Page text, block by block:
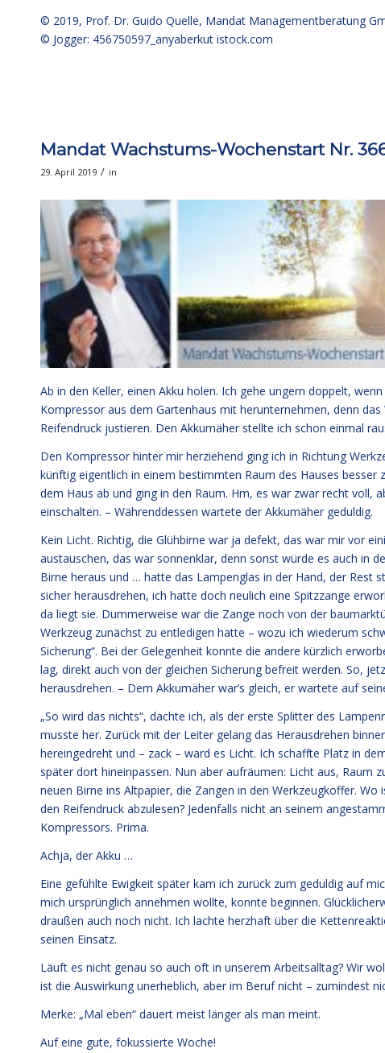
© 2019, Prof. Dr. Guido Quelle, Mandat Managementberatung
© Jogger: 456750597_anyaberkut istock.com
Mandat Wachstums-Wochenstart Nr.
29. April 2019 / in
Ab in den Keller, einen Akku holen. Ich gehe ungern doppelt,
Kompressor aus dem Gartenhaus mit herunternehmen, denn
Reifendruck justieren. Den Akkumäher stellte ich schon einmal
Den Kompressor hinter mir herziehend ging ich in Richtung
künftig eigentlich in einem bestimmten Raum des Hauses
dem Haus ab und ging in den Raum. Hm, es war zwar recht voll,
einschalten. – Währenddessen wartete der Akkumäher geduldig.
Kein Licht. Richtig, die Glühbirne war ja defekt, das war mir vor
austauschen, das war sonnenklar, denn sonst würde es auch in
Birne heraus und … hatte das Lampenglas in der Hand, der Rest
sicher herausdrehen, ich hatte doch neulich eine Spitzzange
da liegt sie. Dummerweise war die Zange noch von der
Werkzeug zunächst zu entledigen hatte – wozu ich wiederum
Sicherung“. Bei der Gelegenheit konnte die andere kürzlich
lag, direkt auch von der gleichen Sicherung befreit werden. So,
herausdrehen. – Dem Akkumäher war’s gleich, er wartete auf
„So wird das nichts“, dachte ich, als der erste Splitter des
musste her. Zurück mit der Leiter gelang das Herausdrehen
hereingedreht und – zack – ward es Licht. Ich schaffte Platz in
später dort hineinpassen. Nun aber aufräumen: Licht aus, Raum
neuen Birne ins Altpapier, die Zangen in den Werkzeugkoffer.
den Reifendruck abzulesen? Jedenfalls nicht an seinem
Kompressors. Prima.
Achja, der Akku …
Eine gefühlte Ewigkeit später kam ich zurück zum geduldig auf
mich ursprünglich annehmen wollte, konnte beginnen.
draußen auch noch nicht. Ich lachte herzhaft über die
seinen Einsatz.
Läuft es nicht genau so auch oft in unserem Arbeitsalltag? Wir
ist die Auswirkung unerheblich, aber im Beruf nicht – zumindest
Merke: „Mal eben“ dauert meist länger als man meint.
Auf eine gute, fokussierte Woche!